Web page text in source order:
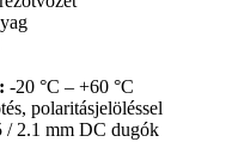
-20 °C – +60 °C
polaritásjelöléssel
/ 2.1 mm DC dugók